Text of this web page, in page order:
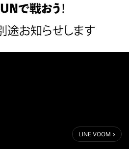
LINE VOOM